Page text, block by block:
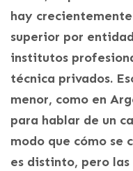
hay
superior por
institutos
técnica privados.
menor, como en
para hablar de un
modo que cómo se
es distinto, pero